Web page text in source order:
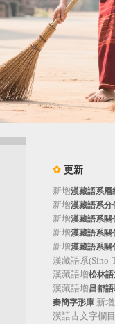
✿ 更新
新增漢藏語系層
新增漢藏語系分
新增漢藏語系關
新增漢藏語系關
新增漢藏語系關
漢藏語系(Sino-
漢藏語增松林語
漢藏語增昌都語
秦簡字形庫新增
漢語古文字欄